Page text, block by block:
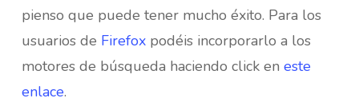
pienso que puede tener mucho éxito. Para los
usuarios de Firefoxpodéis incorporarlo a los
motores de búsqueda haciendo click en este
enlace.